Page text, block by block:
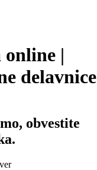
|
delavnice
obvestite